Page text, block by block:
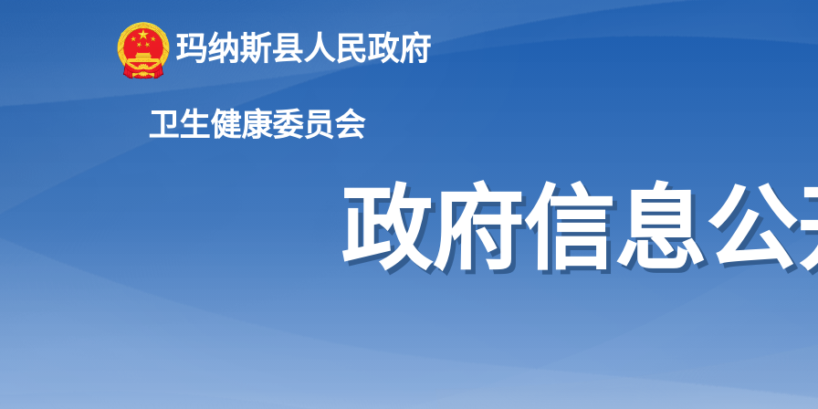
玛纳斯县人民政府
卫生健康委员会
政府信息